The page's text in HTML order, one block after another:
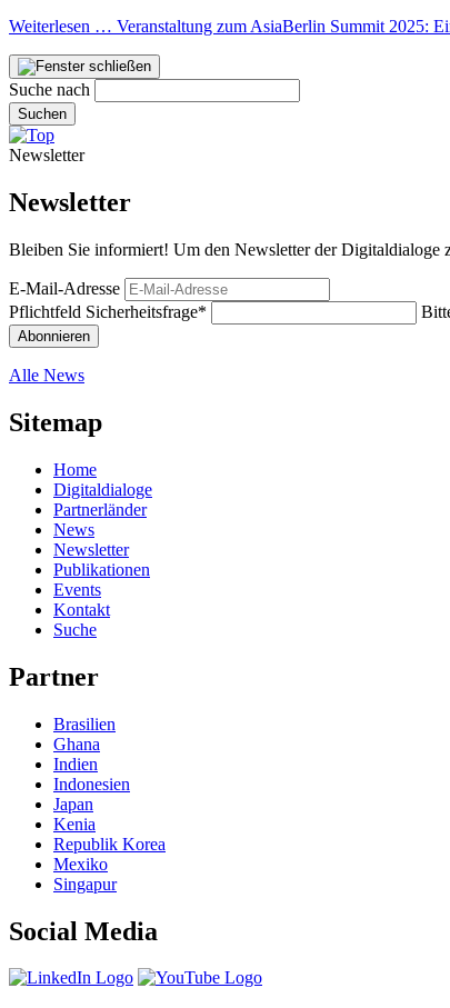
Weiterlesen … Veranstaltung zum AsiaBerlin Summit 2025:
Suche nach
Suchen
Newsletter
Newsletter
Bleiben Sie informiert! Um den Newsletter der Digitaldialoge
E-Mail-Adresse
Pflichtfeld Sicherheitsfrage*
Abonnieren
Alle News
Sitemap
Home
Digitaldialoge
Partnerländer
News
Newsletter
Publikationen
Events
Kontakt
Suche
Partner
Brasilien
Ghana
Indien
Indonesien
Japan
Kenia
Republik Korea
Mexiko
Singapur
Social Media